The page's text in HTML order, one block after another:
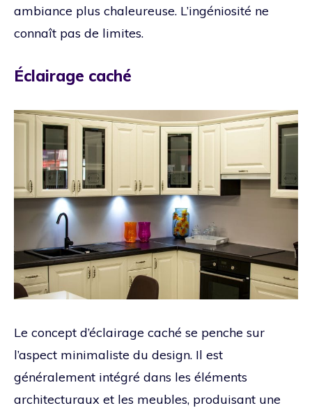
ambiance plus chaleureuse. L’ingéniosité ne
connaît pas de limites.
Éclairage caché
Le concept d’éclairage caché se penche sur
l’aspect minimaliste du design. Il est
généralement intégré dans les éléments
architecturaux et les meubles, produisant une